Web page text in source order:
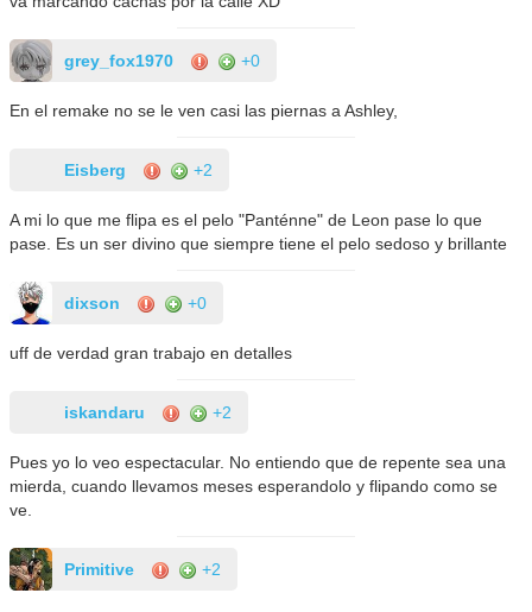
grey_fox1970 +0
En el remake no se le ven casi las piernas a Ashley,
Eisberg +2
A mi lo que me flipa es el pelo "Panténne" de Leon pase lo que
pase. Es un ser divino que siempre tiene el pelo sedoso y brillante
dixson +0
uff de verdad gran trabajo en detalles
iskandaru +2
Pues yo lo veo espectacular. No entiendo que de repente sea una
mierda, cuando llevamos meses esperandolo y flipando como se
ve.
Primitive +2